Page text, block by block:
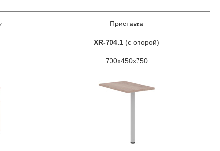
Приставка
XR-704.1 (с опорой)
700x450x750